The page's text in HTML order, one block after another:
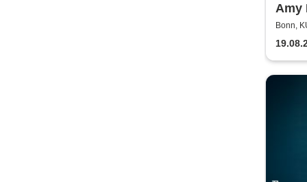
Amy
Bonn,